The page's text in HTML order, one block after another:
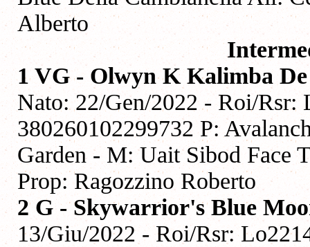
Alberto
1 VG - Olwyn K Kalimba
Nato: 22/Gen/2022 - Roi/Rsr:
380260102299732 P:
Garden - M: Uait Sibod Face
Prop: Ragozzino Roberto
2 G - Skywarrior's Blue
13/Giu/2022 - Roi/Rsr: